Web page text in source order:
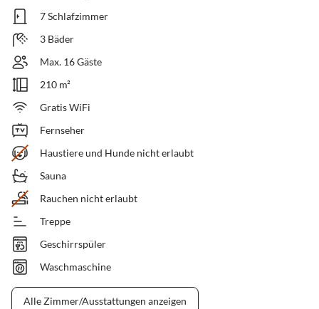
7 Schlafzimmer
3 Bäder
Max. 16 Gäste
210 m²
Gratis WiFi
Fernseher
Haustiere und Hunde nicht erlaubt
Sauna
Rauchen nicht erlaubt
Treppe
Geschirrspüler
Waschmaschine
Alle Zimmer/Ausstattungen anzeigen